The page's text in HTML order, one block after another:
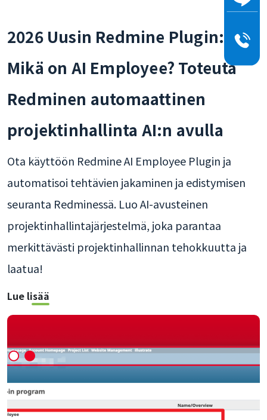
2026 Uusin Redmine Plugin:
Mikä on AI Employee? Toteuta
Redminen automaattinen
projektinhallinta AI:n avulla
Ota käyttöön Redmine AI Employee Plugin ja
automatisoi tehtävien jakaminen ja edistymisen
seuranta Redminessä. Luo AI-avusteinen
projektinhallintajärjestelmä, joka parantaa
merkittävästi projektinhallinnan tehokkuutta ja
laatua!
Lue lisää